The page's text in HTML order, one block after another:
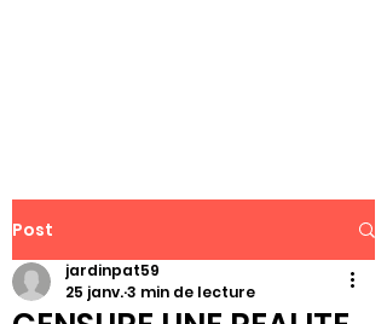
Post
jardinpat59
25 janv.3 min de lecture